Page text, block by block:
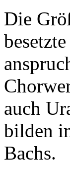
Die
auch
bilden
Bachs.